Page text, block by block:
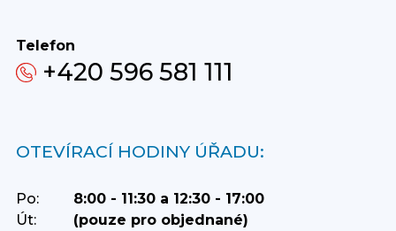
Telefon
+420 596 581 111
OTEVÍRACÍ HODINY ÚŘADU:
Po:
8:00 - 11:30 a 12:30 - 17:00
Út:
(pouze pro objednané)